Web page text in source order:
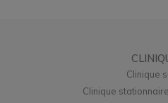
Clinique
Clinique